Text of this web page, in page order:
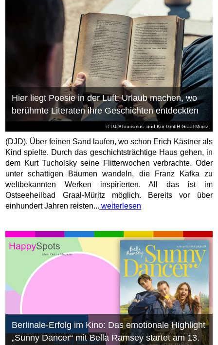
© DJD/Tourismus- und Kur GmbH Graal-Müritz
Hier liegt Poesie in der Luft: Urlaub machen, wo
berühmte Literaten ihre Geschichten entdeckten
(DJD). Über feinen Sand laufen, wo schon Erich Kästner als
Kind spielte. Durch das geschichtsträchtige Haus gehen, in
dem Kurt Tucholsky seine Flitterwochen verbrachte. Oder
unter schattigen Bäumen wandeln, die Franz Kafka zu
weltbekannten Werken inspirierten. All das ist im
Ostseeheilbad Graal-Müritz möglich. Bereits vor über
einhundert Jahren reisten... weiterlesen
Berlinale-Erfolg im Kino: Das emotionale Highlight
„Sunny Dancer“ mit Bella Ramsey startet am 13.